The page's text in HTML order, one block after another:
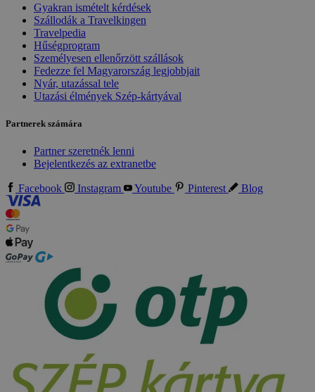
Gyakran ismételt kérdések
Szállodák a Travelkingen
Travelpedia
Hűségprogram
Személyesen ellenőrzött szállások
Fedezze fel Magyarország legjobbjait
Nyár, utazással tele
Utazási élmények Szép-kártyával
Partnerek számára
Partner szeretnék lenni
Bejelentkezés az extranetbe
Facebook Instagram Youtube Pinterest Blog